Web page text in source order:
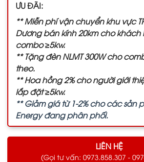
ƯU ĐÃI:
** Miễn phí vận chuyển khu vực
Dương bán kính 20km cho
combo ≥5kw.
** Tặng đèn NLMT 300W cho
theo.
** Hoa hồng 2% cho người giới
lắp đặt ≥5kw.
** Giảm giá từ 1-2% cho các sản
Energy đang phân phối.
LIÊN HỆ
(Gọi tư vấn: 0973.858.307 -